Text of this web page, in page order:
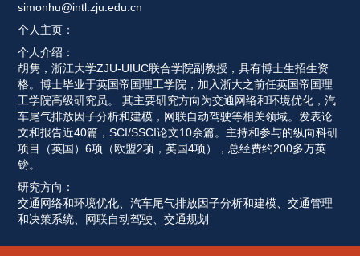
simonhu@intl.zju.edu.cn
个人主页：
个人介绍：
胡隽，浙江大学ZJU-UIUC联合学院副教授，具有博士生招生资
格。博士毕业于英国帝国理工学院，加入浙大之前任英国帝国理
工学院高级研究员。 其主要研究方向为交通网络和环境优化，汽
车尾气排放因子分析和建模，网联自动驾驶等相关领域。发表论
文和报告近40篇，SCI/SSCI论文10余篇。主持和参与的纵向科研
项目（英国）6项（欧盟2项，英国4项），总经费约200多万英
镑。
研究方向：
交通网络和环境优化、汽车尾气排放因子分析和建模、交通管理
和决策系统、网联自动驾驶、交通规划